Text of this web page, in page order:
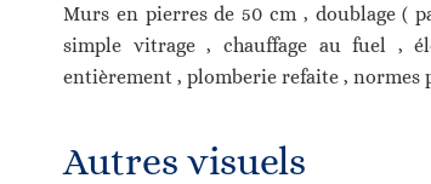
Murs en pierres de 50 cm , doublage (
simple vitrage , chauffage au fuel ,
entièrement , plomberie refaite ,
Autres visuels